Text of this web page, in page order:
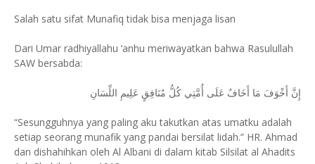
Salah satu sifat Munafiq tidak bisa menjaga lisan
Dari Umar radhiyallahu ‘anhu meriwayatkan bahwa Rasulullah
SAW bersabda:
إِنَّ أَخْوَفَ مَا أَخَافُ عَلَى أُمَّتِي كُلُّ مُنَافِقٍ عَلِيمِ اللِّسَانِ
“Sesungguhnya yang paling aku takutkan atas umatku adalah
setiap seorang munafik yang pandai bersilat lidah.” HR. Ahmad
dan dishahihkan oleh Al Albani di dalam kitab Silsilat al Ahadits